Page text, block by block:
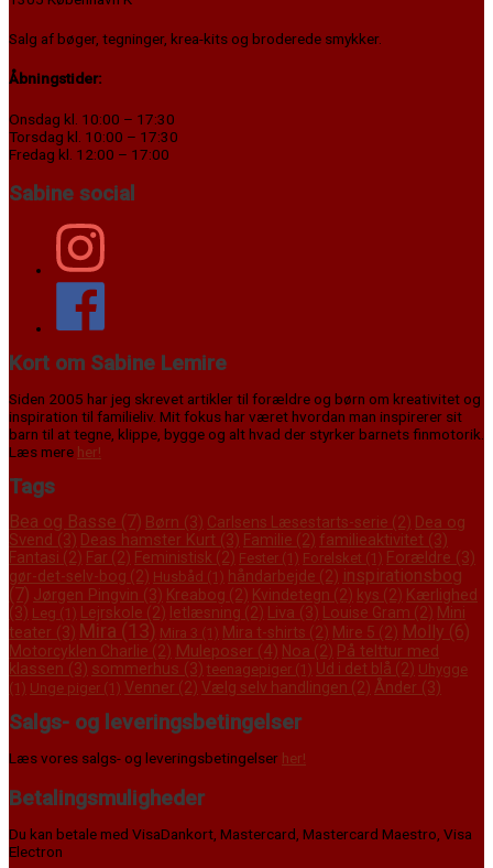
Salg af bøger, tegninger, krea-kits og broderede smykker.
Åbningstider:
Onsdag kl. 10:00 – 17:30
Torsdag kl. 10:00 – 17:30
Fredag kl. 12:00 – 17:00
Sabine social
Kort om Sabine Lemire
Siden 2005 har jeg skrevet artikler til forældre og børn om kreativitet og
inspiration til familieliv. Mit fokus har været hvordan man inspirerer sit
barn til at tegne, klippe, bygge og alt hvad der styrker barnets finmotorik.
Læs mere her!
Tags
Bea og Basse (7) Børn (3) Carlsens Læsestarts-serie (2) Dea og
Svend (3) Deas hamster Kurt (3) Familie (2) familieaktivitet (3)
Fantasi (2) Far (2) Feministisk (2) Fester (1) Forelsket (1) Forældre (3)
gør-det-selv-bog (2) Husbåd (1) håndarbejde (2) inspirationsbog
(7) Jørgen Pingvin (3) Kreabog (2) Kvindetegn (2) kys (2) Kærlighed
(3) Leg (1) Lejrskole (2) letlæsning (2) Liva (3) Louise Gram (2) Mini
teater (3) Mira (13) Mira 3 (1) Mira t-shirts (2) Mire 5 (2) Molly (6)
Motorcyklen Charlie (2) Muleposer (4) Noa (2) På telttur med
klassen (3) sommerhus (3) teenagepiger (1) Ud i det blå (2) Uhygge
(1) Unge piger (1) Venner (2) Vælg selv handlingen (2) Ånder (3)
Salgs- og leveringsbetingelser
Læs vores salgs- og leveringsbetingelser her!
Betalingsmuligheder
Du kan betale med VisaDankort, Mastercard, Mastercard Maestro, Visa
Electron